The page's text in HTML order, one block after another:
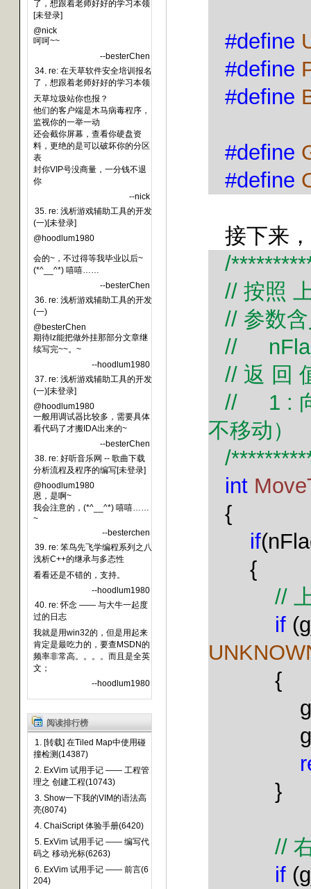
了，想跟着老师好好的学习本领
[未登录]
@nick
呵呵~~
--besterChen
34. re: 在天草软件安全培训报名
了，想跟着老师好好的学习本领
天草垃圾站你也报？
他们的客户端是木马病毒程序，
监视你的一举一动
还会截你屏幕，查看你硬盘资
料，更绝的是可以破坏你的分区
表
封你VIP号没商量，一分钱不退
你
--nick
35. re: 浅析游戏辅助工具的开发
(一)[未登录]
@hoodlum1980
会的~，不过得等我毕业以后~
(*^__^*) 嘻嘻……
--besterChen
36. re: 浅析游戏辅助工具的开发
(一)
@besterChen
期待lz能把做外挂那部分文章继
续写完~~。~
--hoodlum1980
37. re: 浅析游戏辅助工具的开发
(一)[未登录]
@hoodlum1980
一般用调试器比较多，需要具体
看代码了才搬IDA出来的~
--besterChen
38. re: 好听音乐网 -- 歌曲下载
分析流程及程序的编写[未登录]
@hoodlum1980
恩，是啊~
我会注意的，(*^__^*) 嘻嘻……
~
--besterchen
39. re: 笨鸟先飞学编程系列之八
浅析C++的继承与多态性
看看还是不错的，支持。
--hoodlum1980
40. re: 怀念 —— 与大牛一起度
过的日志
我就是用win32的，但是用起来
肯定是最吃力的，要查MSDN的
频率非常高。。。。而且是全英
文；
--hoodlum1980
阅读排行榜
1. [转载] 在Tiled Map中使用碰
撞检测(14387)
2. ExVim 试用手记 —— 工程管
理之 创建工程(10743)
3. Show一下我的VIM的语法高
亮(8074)
4. ChaiScript 体验手册(6420)
5. ExVim 试用手记 —— 编写代
码之 移动光标(6263)
6. ExVim 试用手记 —— 前言(6
204)
#define
#define
#define
#define
#define
接下来
/
// 按照
// 参数
//
// 返 回
//
1 :
不移动）
/
int
{
if
{
//
if
{
}
//
if